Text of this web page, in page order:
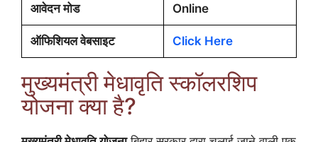
आवेदन मोड Online
ऑफिशियल वेबसाइट Click Here
मुख्यमंत्री मेधावृति स्कॉलरशिप
योजना क्या है?